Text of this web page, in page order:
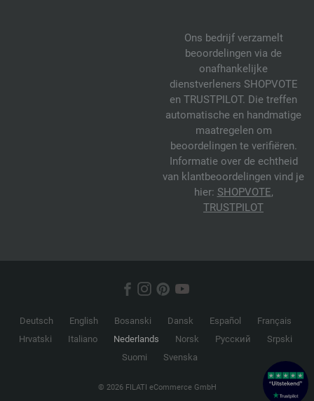
Ons bedrijf verzamelt
beoordelingen via de
onafhankelijke
dienstverleners SHOPVOTE
en TRUSTPILOT. Die treffen
automatische en handmatige
maatregelen om
beoordelingen te verifiëren.
Informatie over de echtheid
van klantbeoordelingen vind je
hier: SHOPVOTE,
TRUSTPILOT
Deutsch English Bosanski Dansk Español
Français
Hrvatski
Italiano Nederlands Norsk Русский
Srpski
Suomi
Svenska
© 2026 FILATI eCommerce GmbH